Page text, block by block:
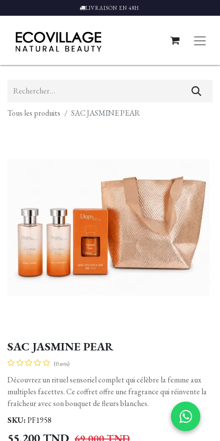
LIVRAISON EN 48H
Tous les produits SAC JASMINE PEAR
SAC JASMINE PEAR
(0 avis)
Découvrez un rituel sensoriel complet qui célèbre la femme aux
multiples facettes. Ce coffret offre une fragrance qui réinvente la
fraîcheur avec son bouquet de fleurs blanches.
SKU:PF1958